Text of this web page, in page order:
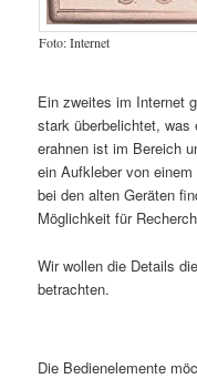
Foto: Internet
Ein zweites im Internet
stark überbelichtet,
erahnen ist im Bereich
ein Aufkleber von
bei den alten Geräten
Möglichkeit für
Wir wollen die Details
betrachten.
Die Bedienelemente